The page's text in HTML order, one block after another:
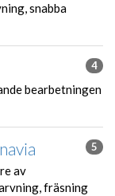
snabba
4
bearbetningen
5
av
fräsning